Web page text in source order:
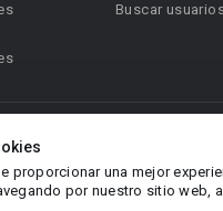
proporcionar una mejor
por nuestro sitio web,
Buscar
los derechos reservados.
Griva Digeni 51, oficina 1,